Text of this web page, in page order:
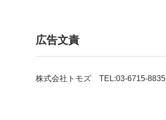
広告文責
株式会社トモズ TEL:03-6715-8835